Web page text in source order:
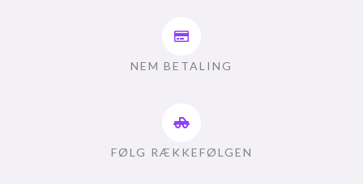
NEM BETALING
FØLG RÆKKEFØLGEN